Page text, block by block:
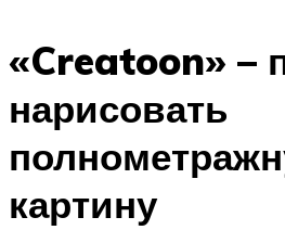
«Creatoon» –
нарисовать
картину